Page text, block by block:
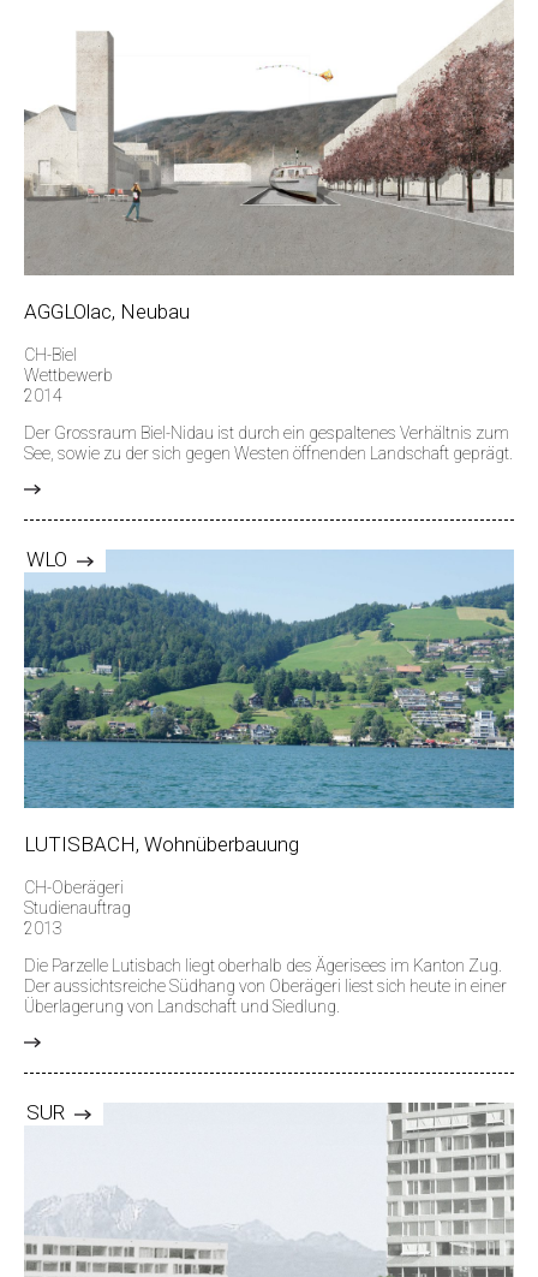
AGGLOlac, Neubau
CH-Biel
Wettbewerb
2014
Der Grossraum Biel-Nidau ist durch ein gespaltenes Verhältnis zum
See, sowie zu der sich gegen Westen öffnenden Landschaft geprägt.
WLO
LUTISBACH, Wohnüberbauung
CH-Oberägeri
Studienauftrag
2013
Die Parzelle Lutisbach liegt oberhalb des Ägerisees im Kanton Zug.
Der aussichtsreiche Südhang von Oberägeri liest sich heute in einer
Überlagerung von Landschaft und Siedlung.
SUR